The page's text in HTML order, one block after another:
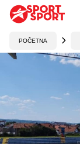
POČETNA